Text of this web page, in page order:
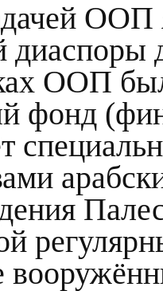
ООП
диа­спо­ры
ООП
фонд